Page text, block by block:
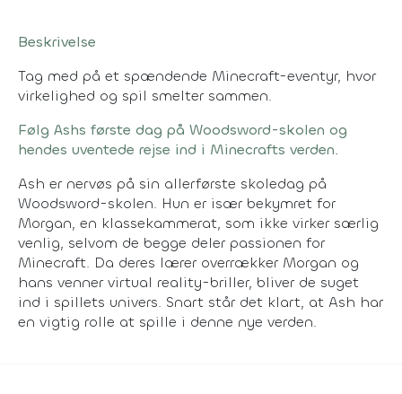
Beskrivelse
Tag med på et spændende Minecraft-eventyr, hvor
virkelighed og spil smelter sammen.
Følg Ashs første dag på Woodsword-skolen og
hendes uventede rejse ind i Minecrafts verden.
Ash er nervøs på sin allerførste skoledag på
Woodsword-skolen. Hun er især bekymret for
Morgan, en klassekammerat, som ikke virker særlig
venlig, selvom de begge deler passionen for
Minecraft. Da deres lærer overrækker Morgan og
hans venner virtual reality-briller, bliver de suget
ind i spillets univers. Snart står det klart, at Ash har
en vigtig rolle at spille i denne nye verden.